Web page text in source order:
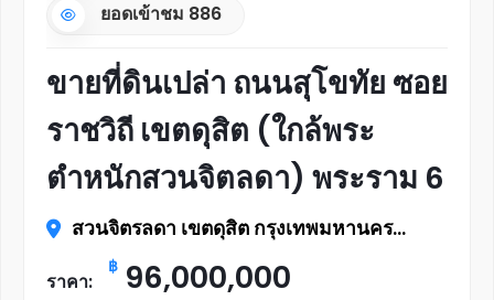
ยอดเข้าชม 886
ขายที่ดินเปล่า ถนนสุโขทัย ซอย
ราชวิถี เขตดุสิต (ใกล้พระ
ตำหนักสวนจิตลดา) พระราม 6
สวนจิตรลดา เขตดุสิต กรุงเทพมหานคร
10300
ราคา:
฿ 96,000,000